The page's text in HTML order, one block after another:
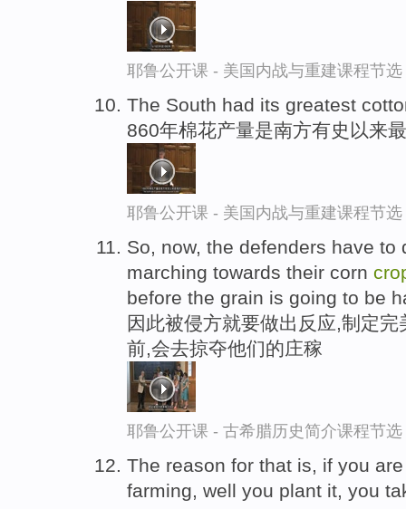
耶鲁公开课 - 美国内战与重建课程节选
The South had its greatest
860年棉花产量是南方有史以来
耶鲁公开课 - 美国内战与重建课程节选
So, now, the defenders have
marching towards their corn
before the grain is going to be
因此被侵方就要做出反应,制定
前,会去掠夺他们的庄稼
耶鲁公开课 - 古希腊历史简介课程节选
The reason for that is, if you
farming, well you plant it, you